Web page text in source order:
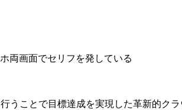
うことで目標達成を実現した革新的クラ